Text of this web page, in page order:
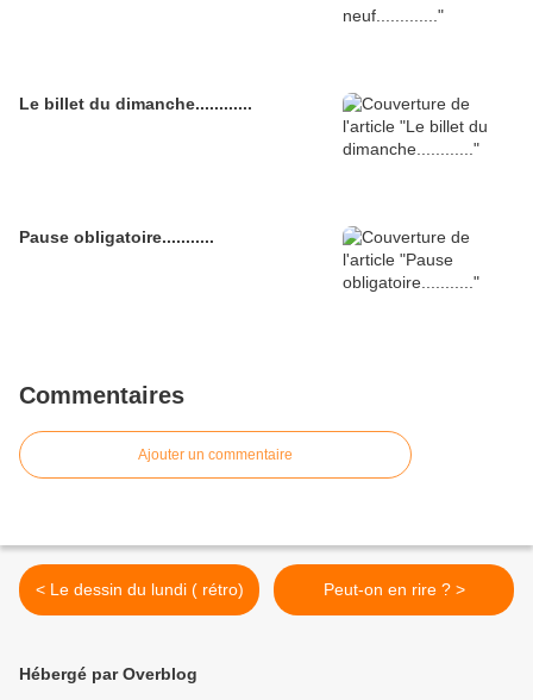
Le billet du dimanche............
Pause obligatoire...........
Commentaires
Ajouter un commentaire
< Le dessin du lundi ( rétro) Peut-on en rire ? >
Hébergé par Overblog